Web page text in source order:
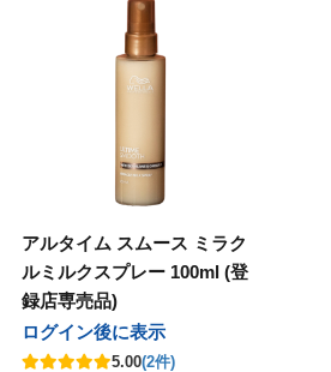
アルタイム スムース ミラク
ルミルクスプレー 100ml (登
録店専売品)
ログイン後に表示
5.00(2件)